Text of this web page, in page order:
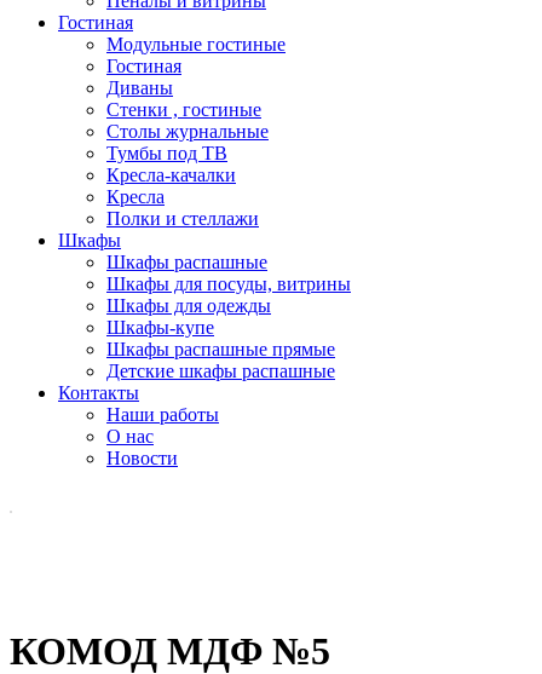
Гостиная
Модульные гостиные
Гостиная
Диваны
Стенки , гостиные
Столы журнальные
Тумбы под ТВ
Кресла-качалки
Кресла
Полки и стеллажи
Шкафы
Шкафы распашные
Шкафы для посуды, витрины
Шкафы для одежды
Шкафы-купе
Шкафы распашные прямые
Детские шкафы распашные
Контакты
Наши работы
О нас
Новости
КОМОД МДФ №5